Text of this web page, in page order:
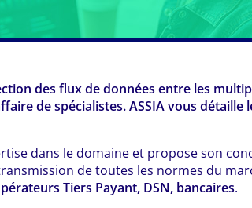
des flux de données entre les
de spécialistes. ASSIA vous détaille
dans le domaine et propose son
de toutes les normes du
Tiers Payant, DSN, bancaires.